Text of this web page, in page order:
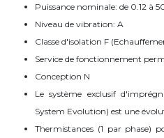
Puissance nominale: de 0.12 à
Niveau de vibration: A
Classe d'isolation F
Service de fonctionnement
Conception N
Le système exclusif
System Evolution) est une
Thermistances (1 par phase)